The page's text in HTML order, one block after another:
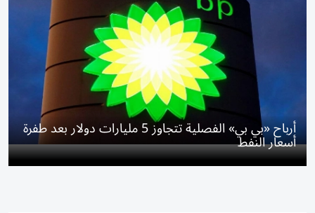
أرباح «بي بي» الفصلية تتجاوز 5 مليارات دولار بعد طفرة
أسعار النفط